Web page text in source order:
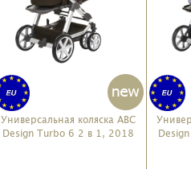
Универсальная коляска ABC
Design Turbo 6 2 в 1, 2018